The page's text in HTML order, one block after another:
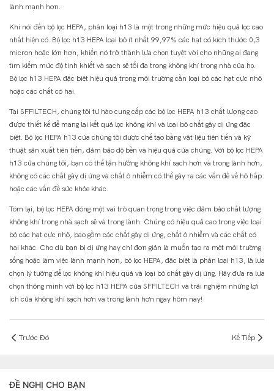
lành mạnh hơn.
Khi nói đến bộ lọc HEPA, phân loại h13 là một trong những mức hiệu quả lọc cao
nhất hiện có. Bộ lọc h13 HEPA loại bỏ ít nhất 99,97% các hạt có kích thước 0,3
micron hoặc lớn hơn, khiến nó trở thành lựa chọn tuyệt vời cho những ai đang
tìm kiếm mức độ tinh khiết và sạch sẽ tối đa trong không khí trong nhà của họ.
Bộ lọc h13 HEPA đặc biệt hiệu quả trong môi trường cần loại bỏ các hạt cực nhỏ
hoặc các chất có hại.
Tại SFFILTECH, chúng tôi tự hào cung cấp các bộ lọc HEPA h13 chất lượng cao
được thiết kế để mang lại kết quả lọc không khí và loại bỏ chất gây dị ứng đặc
biệt. Bộ lọc HEPA h13 của chúng tôi được chế tạo bằng vật liệu tiên tiến và kỹ
thuật sản xuất tiên tiến, đảm bảo độ bền và hiệu quả của chúng. Với bộ lọc HEPA
h13 của chúng tôi, bạn có thể tận hưởng không khí sạch hơn và trong lành hơn,
không có các chất gây dị ứng và chất ô nhiễm có thể gây ra các vấn đề về hô hấp
hoặc các vấn đề sức khỏe khác.
Tóm lại, bộ lọc HEPA đóng một vai trò quan trọng trong việc đảm bảo chất lượng
không khí trong nhà sạch sẽ và trong lành. Chúng có hiệu quả cao trong việc loại
bỏ các hạt cực nhỏ, bao gồm các chất gây dị ứng, chất ô nhiễm và các chất có
hại khác. Cho dù bạn bị dị ứng hay chỉ đơn giản là muốn tạo ra một môi trường
sống hoặc làm việc lành mạnh hơn, bộ lọc HEPA, đặc biệt là phân loại h13, là lựa
chọn lý tưởng để lọc không khí hiệu quả và loại bỏ chất gây dị ứng. Hãy đưa ra lựa
chọn thông minh với bộ lọc h13 HEPA của SFFILTECH và trải nghiệm những lợi
ích của không khí sạch hơn và trong lành hơn ngay hôm nay!
Trước Đó Kế Tiếp
ĐỀ NGHỊ CHO BẠN